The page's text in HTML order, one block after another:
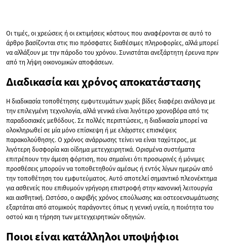
Οι τιμές, οι χρεώσεις ή οι εκτιμήσεις κόστους που αναφέρονται σε αυτό το
άρθρο βασίζονται στις πιο πρόσφατες διαθέσιμες πληροφορίες, αλλά μπορεί
να αλλάξουν με την πάροδο του χρόνου. Συνιστάται ανεξάρτητη έρευνα πριν
από τη λήψη οικονομικών αποφάσεων.
Διαδικασία και χρόνος αποκατάστασης
Η διαδικασία τοποθέτησης εμφυτευμάτων χωρίς βίδες διαφέρει ανάλογα με
την επιλεγμένη τεχνολογία, αλλά γενικά είναι λιγότερο χρονοβόρα από τις
παραδοσιακές μεθόδους. Σε πολλές περιπτώσεις, η διαδικασία μπορεί να
ολοκληρωθεί σε μία μόνο επίσκεψη ή με ελάχιστες επισκέψεις
παρακολούθησης. Ο χρόνος ανάρρωσης τείνει να είναι ταχύτερος, με
λιγότερη δυσφορία και οίδημα μετεγχειρητικά. Ορισμένα συστήματα
επιτρέπουν την άμεση φόρτιση, που σημαίνει ότι προσωρινές ή μόνιμες
προσθέσεις μπορούν να τοποθετηθούν αμέσως ή εντός λίγων ημερών από
την τοποθέτηση του εμφυτεύματος. Αυτό αποτελεί σημαντικό πλεονέκτημα
για ασθενείς που επιθυμούν γρήγορη επιστροφή στην κανονική λειτουργία
και αισθητική. Ωστόσο, ο ακριβής χρόνος επούλωσης και οστεοενσωμάτωσης
εξαρτάται από ατομικούς παράγοντες όπως η γενική υγεία, η ποιότητα του
οστού και η τήρηση των μετεγχειρητικών οδηγιών.
Ποιοι είναι κατάλληλοι υποψήφιοι